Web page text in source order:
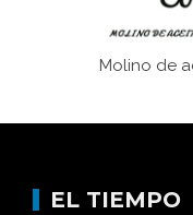
Molino de
EL TIEMPO